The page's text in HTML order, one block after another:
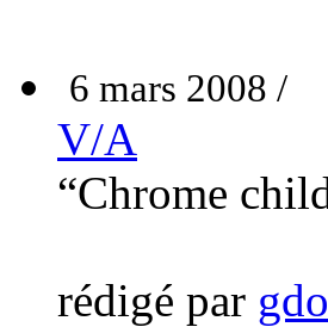
6 mars 2008 /
V/A
“Chrome
rédigé par gdo